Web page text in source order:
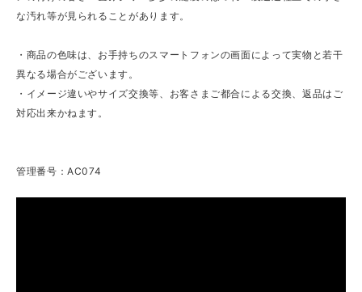
な汚れ等が見られることがあります。
・商品の色味は、お手持ちのスマートフォンの画面によって実物と若干
異なる場合がございます。
・イメージ違いやサイズ交換等、お客さまご都合による交換、返品はご
対応出来かねます。
管理番号：AC074